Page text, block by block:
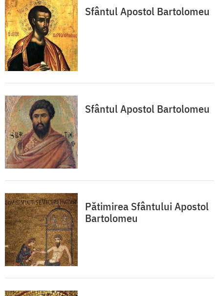
Sfântul Apostol Bartolomeu
Sfântul Apostol Bartolomeu
Pătimirea Sfântului Apostol
Bartolomeu